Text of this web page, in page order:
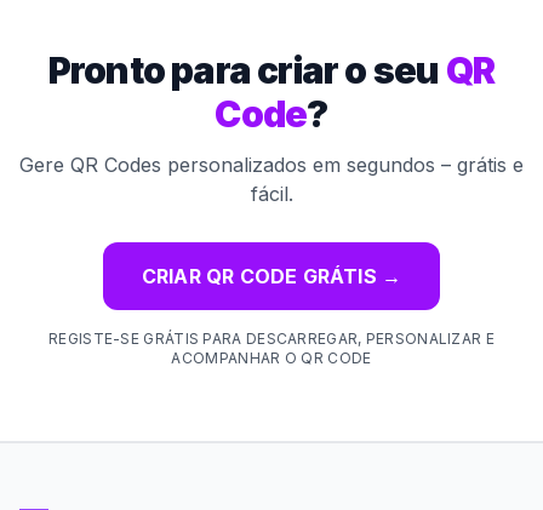
Pronto para criar o seu QR
Code?
Gere QR Codes personalizados em segundos – grátis e
fácil.
CRIAR QR CODE GRÁTIS →
REGISTE-SE GRÁTIS PARA DESCARREGAR, PERSONALIZAR E
ACOMPANHAR O QR CODE